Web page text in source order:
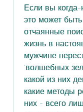
Если вы
это может
отчаянные
жизнь в
мужчине
'волшебных
какой из них
какие методы
них - всего